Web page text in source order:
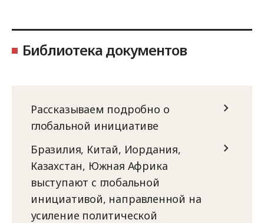
Библиотека документов
Рассказываем подробно о
глобальной инициативе
Бразилия, Китай, Иордания,
Казахстан, Южная Африка
выступают с глобальной
инициативой, направленной на
усиление политической